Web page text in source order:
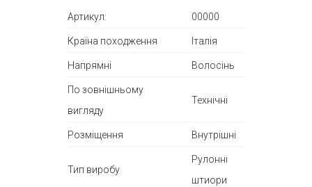
Артикул: 00000
Країна походження Італія
Напрямні Волосінь
По зовнішньому
вигляду
Технічні
Розміщення Внутрішні
Тип виробу
Рулонні
штиори